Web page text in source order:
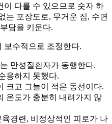
이 다를 수 있으므로 숫자 하
는 포장도로, 무거운 짐, 수면
담을 키운다.
보수적으로 조정한다.
만성질환자가 동행한다.
응하지 못했다.
크고 그늘이 적은 동선이다.
온도가 충분히 내려가지 않
경련, 비정상적인 피로가 나